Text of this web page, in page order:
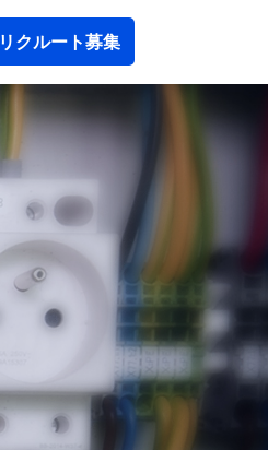
リクルート募集